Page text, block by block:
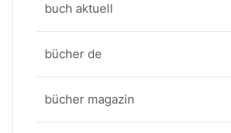
buch aktuell
bücher de
bücher magazin